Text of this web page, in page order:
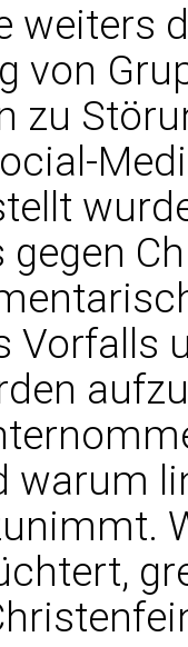
weiters
von
zu
gegen
Vorfalls
warum